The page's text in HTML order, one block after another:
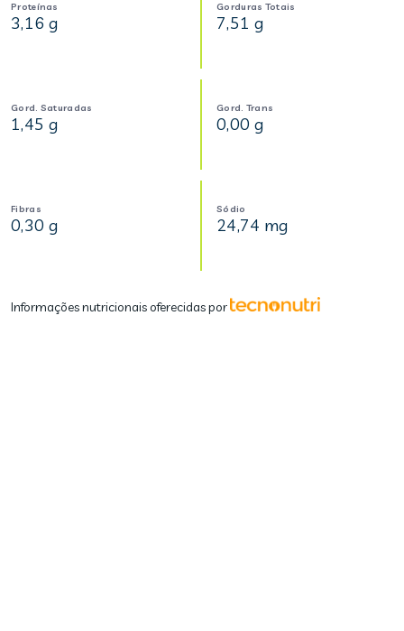
Proteínas
3,16 g
Gorduras Totais
7,51 g
Gord. Saturadas
1,45 g
Gord. Trans
0,00 g
Fibras
0,30 g
Sódio
24,74 mg
Informações nutricionais oferecidas por